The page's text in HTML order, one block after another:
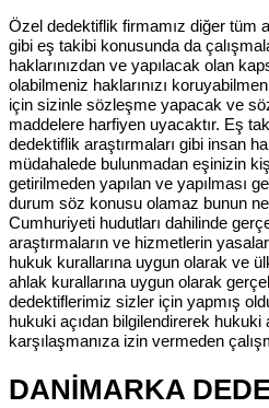
Özel dedektiflik firmamız diğer tüm
gibi eş takibi konusunda da
haklarınızdan ve yapılacak olan
olabilmeniz haklarınızı
için sizinle sözleşme yapacak ve
maddelere harfiyen uyacaktır. Eş
dedektiflik araştırmaları gibi insan
müdahalede bulunmadan eşinizin
getirilmeden yapılan ve yapılması
durum söz konusu olamaz bunun
Cumhuriyeti hudutları dahilinde
araştırmaların ve hizmetlerin
hukuk kurallarına uygun olarak ve
ahlak kurallarına uygun olarak
dedektiflerimiz sizler için yapmış
hukuki açıdan bilgilendirerek
karşılaşmanıza izin vermeden
DANİMARKA